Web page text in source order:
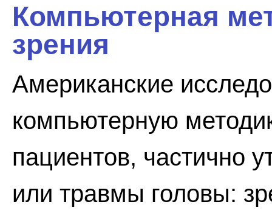
Компьютерная
зрения
Американские
компьютерную
пациентов, частично
или травмы головы: